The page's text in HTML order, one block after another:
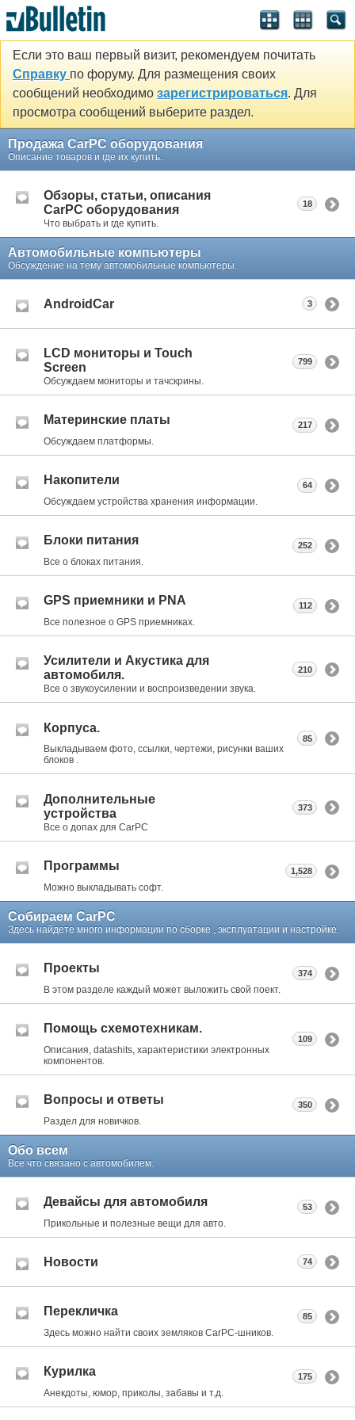
Если это ваш первый визит, рекомендуем почитать
Справку по форуму. Для размещения своих
сообщений необходимо зарегистрироваться. Для
просмотра сообщений выберите раздел.
Продажа CarPC оборудования
Описание товаров и где их купить.
Обзоры, статьи, описания
CarPC оборудования
Что выбрать и где купить.
18
Автомобильные компьютеры
Обсуждение на тему автомобильные компьютеры.
AndroidCar 3
LCD мониторы и Touch
Screen
Обсуждаем мониторы и тачскрины.
799
Материнские платы
Обсуждаем платформы.
217
Накопители
Обсуждаем устройства хранения информации.
64
Блоки питания
Все о блоках питания.
252
GPS приемники и PNA
Все полезное о GPS приемниках.
112
Усилители и Акустика для
автомобиля.
Все о звукоусилении и воспроизведении звука.
210
Корпуса.
Выкладываем фото, ссылки, чертежи, рисунки ваших
блоков .
85
Дополнительные
устройства
Все о допах для CarPC
373
Программы
Можно выкладывать софт.
1,528
Собираем CarPC
Здесь найдете много информации по сборке , эксплуатации и настройке.
Проекты
В этом разделе каждый может выложить свой поект.
374
Помощь схемотехникам.
Описания, datashits, характеристики электронных
компонентов.
109
Вопросы и ответы
Раздел для новичков.
350
Обо всем
Все что связано с автомобилем.
Девайсы для автомобиля
Прикольные и полезные вещи для авто.
53
Новости 74
Перекличка
Здесь можно найти своих земляков CarPC-шников.
85
Курилка
Анекдоты, юмор, приколы, забавы и т.д.
175